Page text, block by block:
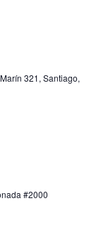
Marín 321, Santiago,
#2000